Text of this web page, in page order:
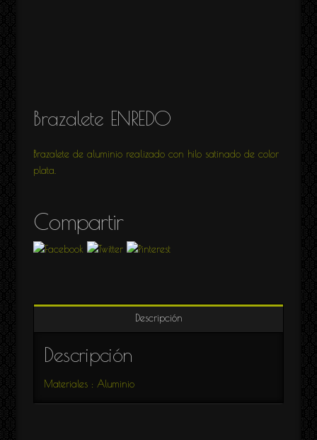
Brazalete ENREDO
Brazalete de aluminio realizado con hilo satinado de color
plata.
Compartir
Descripción
Descripción
Materiales : Aluminio